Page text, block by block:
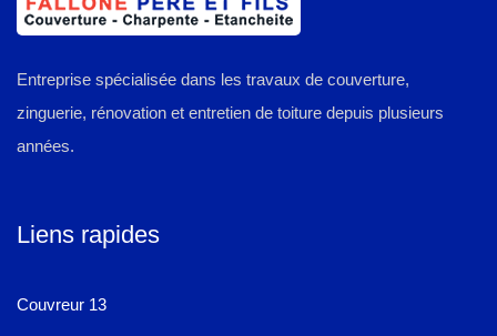
Entreprise spécialisée dans les travaux de couverture,
zinguerie, rénovation et entretien de toiture depuis plusieurs
années.
Liens rapides
Couvreur 13